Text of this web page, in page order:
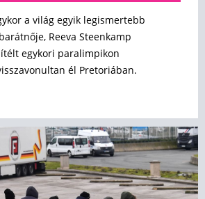
a világ egyik legismertebb
Reeva Steenkamp
egykori paralimpikon
él Pretoriában.